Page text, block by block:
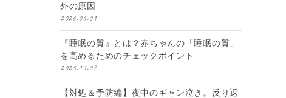
外の原因
2026.01.01
『睡眠の質』とは？赤ちゃんの「睡眠の質」
を高めるためのチェックポイント
2025.11.07
【対処＆予防編】夜中のギャン泣き。反り返